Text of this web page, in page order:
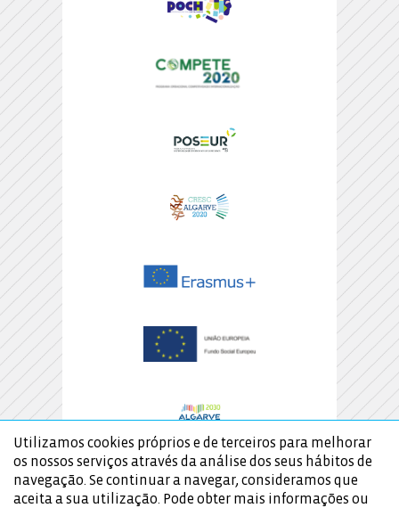
Utilizamos cookies próprios e de terceiros para melhorar
os nossos serviços através da análise dos seus hábitos de
navegação. Se continuar a navegar, consideramos que
aceita a sua utilização. Pode obter mais informações ou